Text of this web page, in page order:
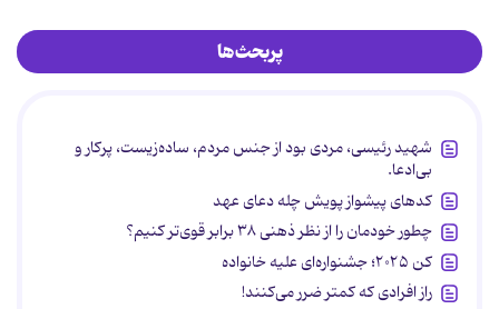
پربحث‌ها
شهید رئیسی، مردی بود از جنس مردم، ساده‌زیست، پرکار و
بی‌ادعا.
کدهای پیشواز پویش چله دعای عهد
چطور خودمان را از نظر ذهنی ۳۸ برابر قوی‌تر کنیم؟
کن ۲۰۲۵؛ جشنواره‌ای علیه خانواده
راز افرادی که کمتر ضرر می‌کنند!